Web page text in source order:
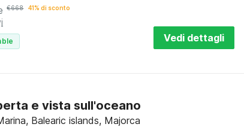
€668 41% di sconto
Vedi dettagli
e vista sull'oceano
Balearic islands, Majorca